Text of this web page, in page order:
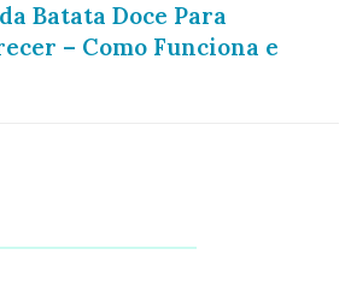
Batata Doce Para
– Como Funciona e